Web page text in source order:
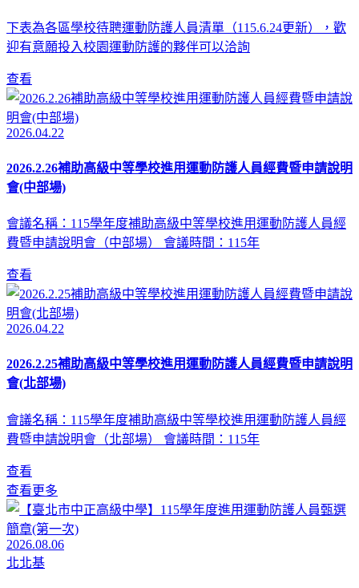
下表為各區學校待聘運動防護人員清單（115.6.24更新），歡
迎有意願投入校園運動防護的夥伴可以洽詢
查看
2026.04.22
2026.2.26補助高級中等學校進用運動防護人員經費暨申請說明
會(中部場)
會議名稱：115學年度補助高級中等學校進用運動防護人員經
費暨申請說明會（中部場） 會議時間：115年
查看
2026.04.22
2026.2.25補助高級中等學校進用運動防護人員經費暨申請說明
會(北部場)
會議名稱：115學年度補助高級中等學校進用運動防護人員經
費暨申請說明會（北部場） 會議時間：115年
查看
查看更多
2026.08.06
北北基